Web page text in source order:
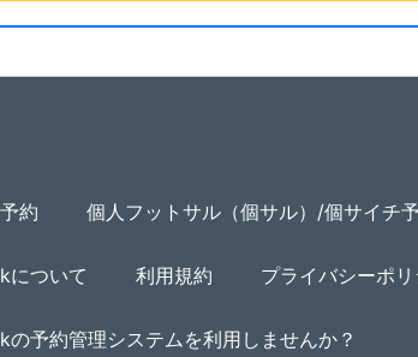
約 個人フットサル（個サル）/個サイチ
について 利用規約 プライバシーポ
の予約管理システムを利用しませんか？